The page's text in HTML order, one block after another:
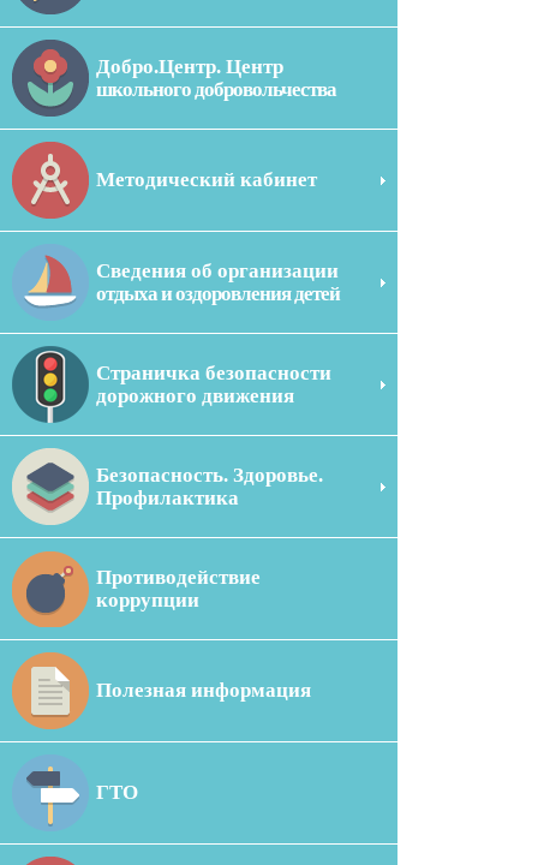
Добро.Центр. Центр
школьного добровольчества
Методический кабинет
Сведения об организации
отдыха и оздоровления детей
Страничка безопасности
дорожного движения
Безопасность. Здоровье.
Профилактика
Противодействие
коррупции
Полезная информация
ГТО